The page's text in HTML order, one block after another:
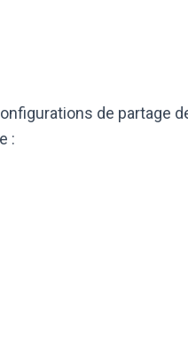
de partage
: